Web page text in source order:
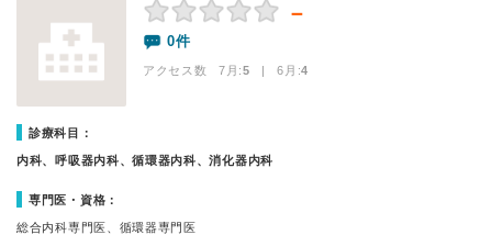
－
0件
アクセス数 7月:5 | 6月:4
診療科目：
内科、呼吸器内科、循環器内科、消化器内科
専門医・資格：
総合内科専門医、循環器専門医